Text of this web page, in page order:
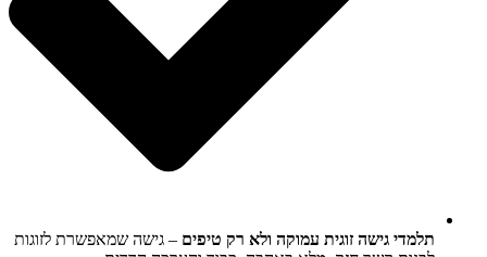
תלמדי גישה זוגית עמוקה ולא רק טיפים – גישה שמאפשרת לזוגות